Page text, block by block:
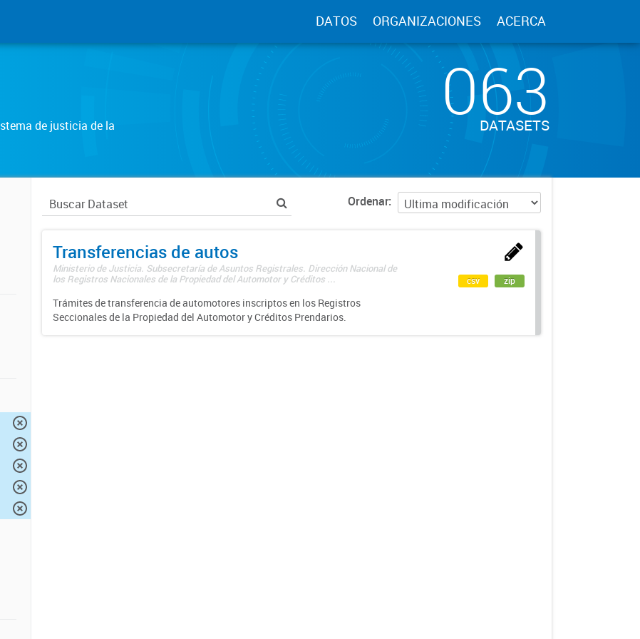
DATOS ORGANIZACIONES ACERCA
de justicia de la
063
DATASETS
Ordenar
Transferencias de autos
Ministerio de Justicia. Subsecretaría de Asuntos Registrales. Dirección Nacional de
los Registros Nacionales de la Propiedad del Automotor y Créditos ...
Trámites de transferencia de automotores inscriptos en los Registros
Seccionales de la Propiedad del Automotor y Créditos Prendarios.
csv zip